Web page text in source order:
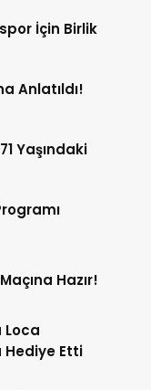
İçin Birlik
Anlatıldı!
Yaşındaki
Hazır!
Loca
Hediye Etti